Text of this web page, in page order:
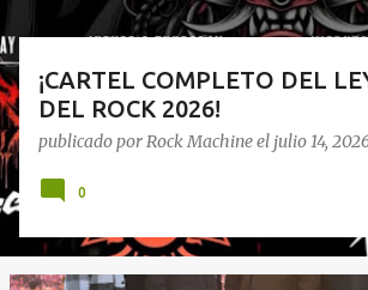
s
¡CARTEL COMPLETO DEL
DEL ROCK 2026!
publicado porRock Machineel julio 14,
0